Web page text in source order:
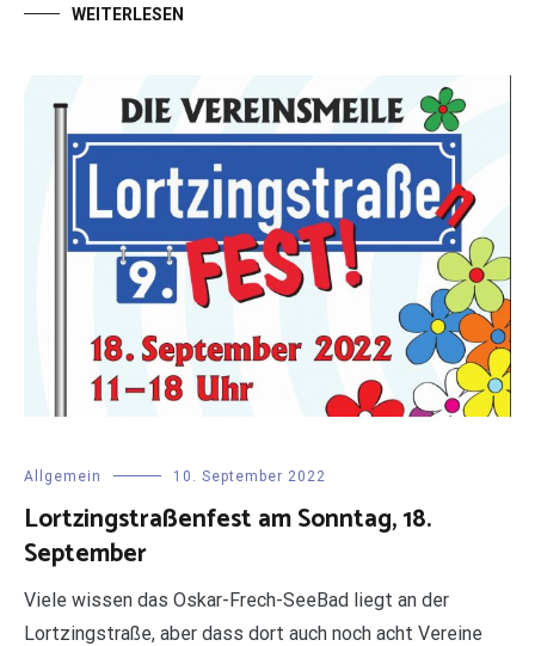
WEITERLESEN
Allgemein 10. September 2022
Lortzingstraßenfest am Sonntag, 18.
September
Viele wissen das Oskar-Frech-SeeBad liegt an der
Lortzingstraße, aber dass dort auch noch acht Vereine